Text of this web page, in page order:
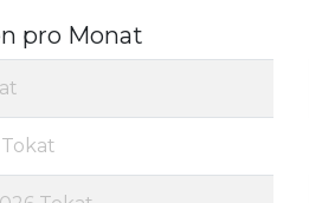
pro Monat